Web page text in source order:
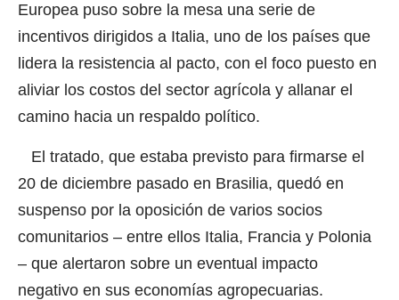
Europea puso sobre la mesa una serie de
incentivos dirigidos a Italia, uno de los países que
lidera la resistencia al pacto, con el foco puesto en
aliviar los costos del sector agrícola y allanar el
camino hacia un respaldo político.
El tratado, que estaba previsto para firmarse el
20 de diciembre pasado en Brasilia, quedó en
suspenso por la oposición de varios socios
comunitarios – entre ellos Italia, Francia y Polonia
– que alertaron sobre un eventual impacto
negativo en sus economías agropecuarias.